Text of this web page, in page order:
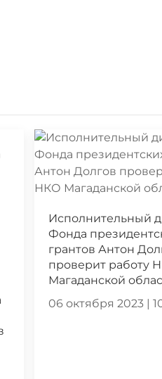
Исполнительный
Фонда
грантов Антон
проверит работу
Магаданской
06 октября 2023 |